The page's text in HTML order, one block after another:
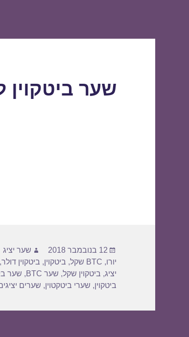
שער ביטקוין
פורסם
בתאריך
12 בנובמבר 2018 מחבר
שער יציג
יורו, BTC שקל , ביטקוין, ביטקוין דולר,
יציג, ביטקוין שקל, שער BTC , שער
ביטקוין, שערי ביטקטוין, שערים